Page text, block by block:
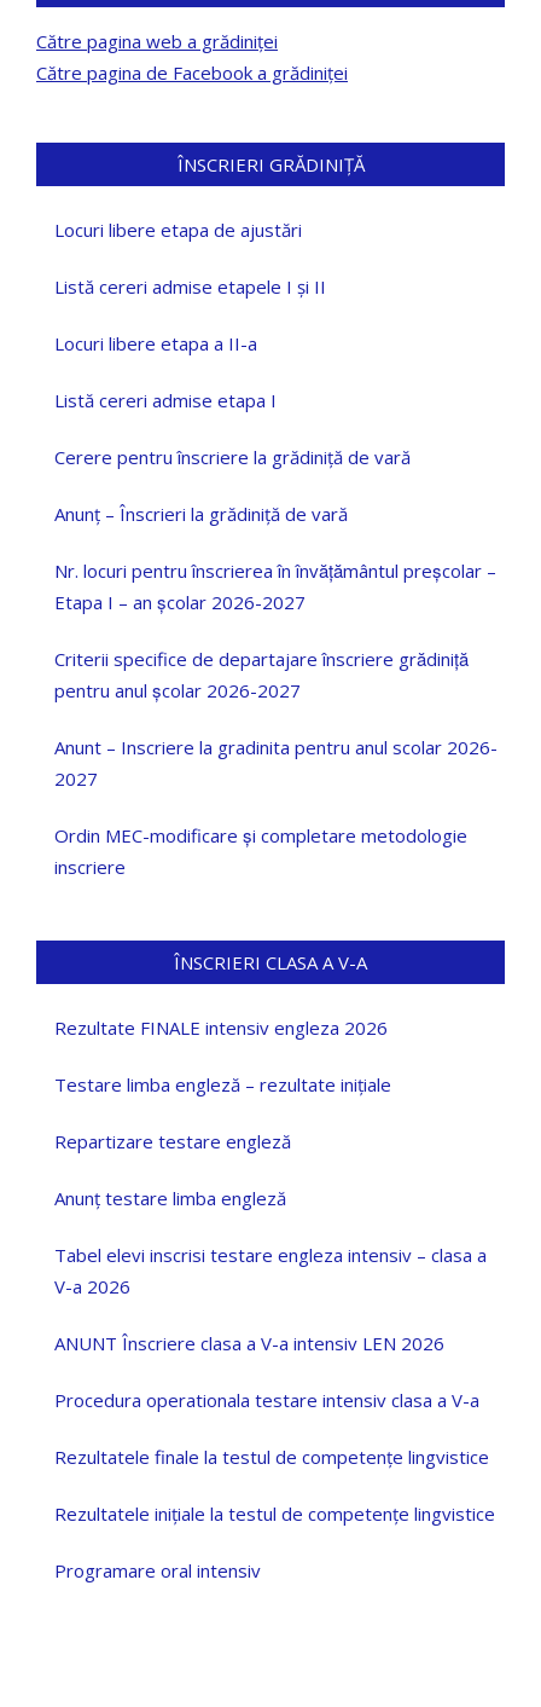
Către pagina web a grădiniței
Către pagina de Facebook a grădiniței
ÎNSCRIERI GRĂDINIȚĂ
Locuri libere etapa de ajustări
Listă cereri admise etapele I și II
Locuri libere etapa a II-a
Listă cereri admise etapa I
Cerere pentru înscriere la grădiniță de vară
Anunț – Înscrieri la grădiniță de vară
Nr. locuri pentru înscrierea în învățământul preșcolar –
Etapa I – an școlar 2026-2027
Criterii specifice de departajare înscriere grădiniță
pentru anul școlar 2026-2027
Anunt – Inscriere la gradinita pentru anul scolar 2026-
2027
Ordin MEC-modificare și completare metodologie
inscriere
ÎNSCRIERI CLASA A V-A
Rezultate FINALE intensiv engleza 2026
Testare limba engleză – rezultate inițiale
Repartizare testare engleză
Anunț testare limba engleză
Tabel elevi inscrisi testare engleza intensiv – clasa a
V-a 2026
ANUNT Înscriere clasa a V-a intensiv LEN 2026
Procedura operationala testare intensiv clasa a V-a
Rezultatele finale la testul de competențe lingvistice
Rezultatele inițiale la testul de competențe lingvistice
Programare oral intensiv